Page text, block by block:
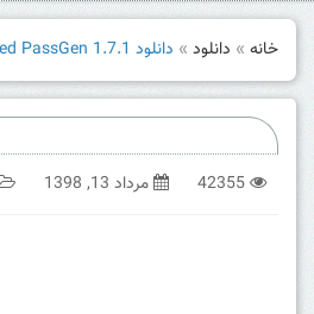
خانه » دانلود » دانلود Advanced PassGen 1.7.1 ابزار ساخت رمز عبور قدرتمند
42355 مرداد 13, 1398